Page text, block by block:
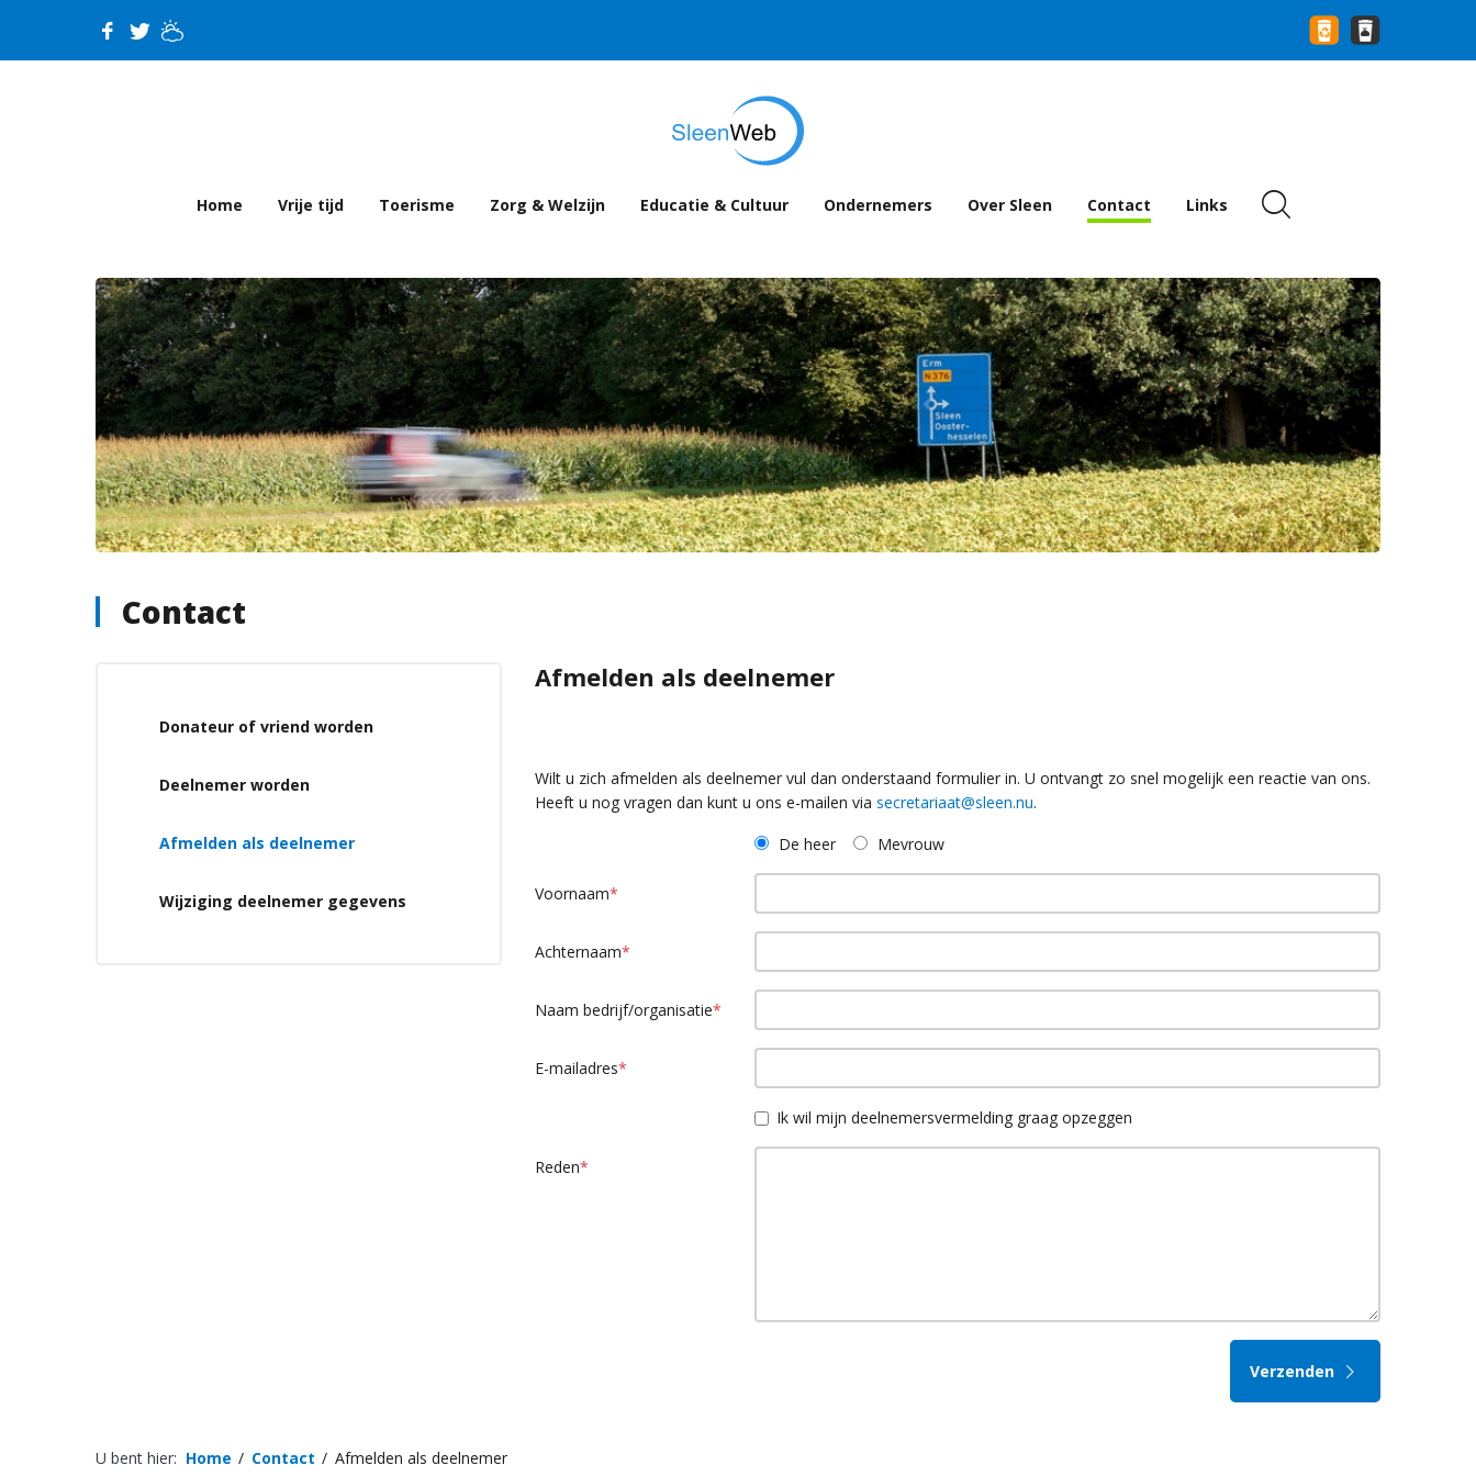
Home Vrije tijd Toerisme Zorg & Welzijn Educatie & Cultuur Ondernemers Over Sleen Contact Links
Contact
Donateur of vriend worden
Deelnemer worden
Afmelden als deelnemer
Wijziging deelnemer gegevens
Afmelden als deelnemer
Wilt u zich afmelden als deelnemer vul dan onderstaand formulier in. U ontvangt zo snel mogelijk een reactie van ons.
Heeft u nog vragen dan kunt u ons e-mailen via secretariaat@sleen.nu.
De heer
Mevrouw
Voornaam*
Achternaam*
Naam bedrijf/organisatie*
E-mailadres*
Ik wil mijn deelnemersvermelding graag opzeggen
Reden*
Verzenden
U bent hier: Home Contact Afmelden als deelnemer